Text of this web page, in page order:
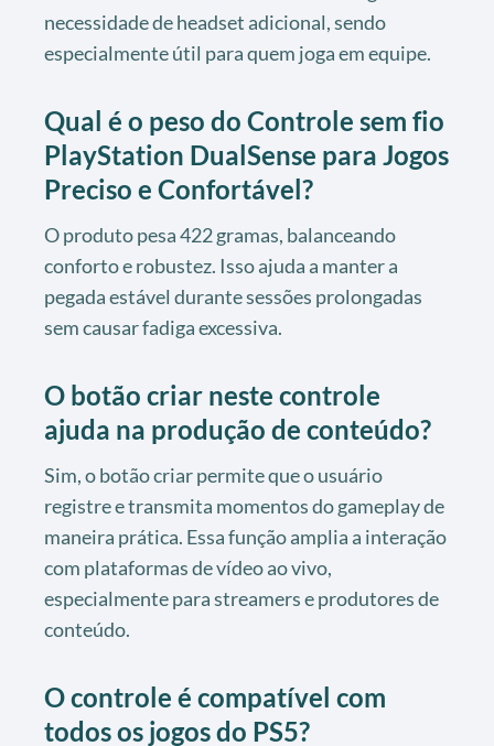
necessidade de headset adicional, sendo
especialmente útil para quem joga em equipe.
Qual é o peso do Controle sem fio
PlayStation DualSense para Jogos
Preciso e Confortável?
O produto pesa 422 gramas, balanceando
conforto e robustez. Isso ajuda a manter a
pegada estável durante sessões prolongadas
sem causar fadiga excessiva.
O botão criar neste controle
ajuda na produção de conteúdo?
Sim, o botão criar permite que o usuário
registre e transmita momentos do gameplay de
maneira prática. Essa função amplia a interação
com plataformas de vídeo ao vivo,
especialmente para streamers e produtores de
conteúdo.
O controle é compatível com
todos os jogos do PS5?